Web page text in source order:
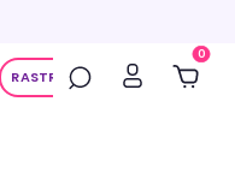
RASTREAR PEDIDO
0